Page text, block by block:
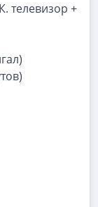
телевизор +